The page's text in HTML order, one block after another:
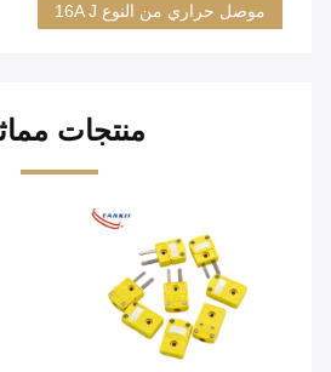
موصل حراري من النوع 16A J
منتجات